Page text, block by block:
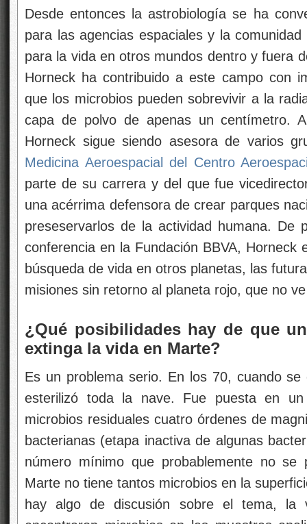
Desde entonces la astrobiología se ha
para las agencias espaciales y la
para la vida en otros mundos dentro y fuera
Horneck ha contribuido a este campo con
que los microbios pueden sobrevivir a la
capa de polvo de apenas un centímetro.
Horneck sigue siendo asesora de varios
Medicina Aeroespacial del Centro
parte de su carrera y del que fue
una acérrima defensora de crear parques
preseservarlos de la actividad humana. De
conferencia en la Fundación BBVA, Horneck
búsqueda de vida en otros planetas, las
misiones sin retorno al planeta rojo, que no
¿Qué posibilidades hay de que
extinga la vida en Marte?
Es un problema serio. En los 70, cuando
esterilizó toda la nave. Fue puesta en
microbios residuales cuatro órdenes de
bacterianas (etapa inactiva de algunas
número mínimo que probablemente no se
Marte no tiene tantos microbios en la
hay algo de discusión sobre el tema, la